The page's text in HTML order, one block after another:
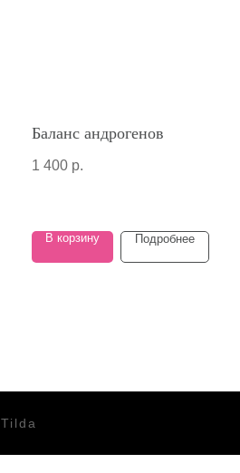
Баланс андрогенов
1 400 р.
В корзину Подробнее
Tilda